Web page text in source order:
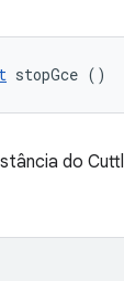
stopGce ()
do